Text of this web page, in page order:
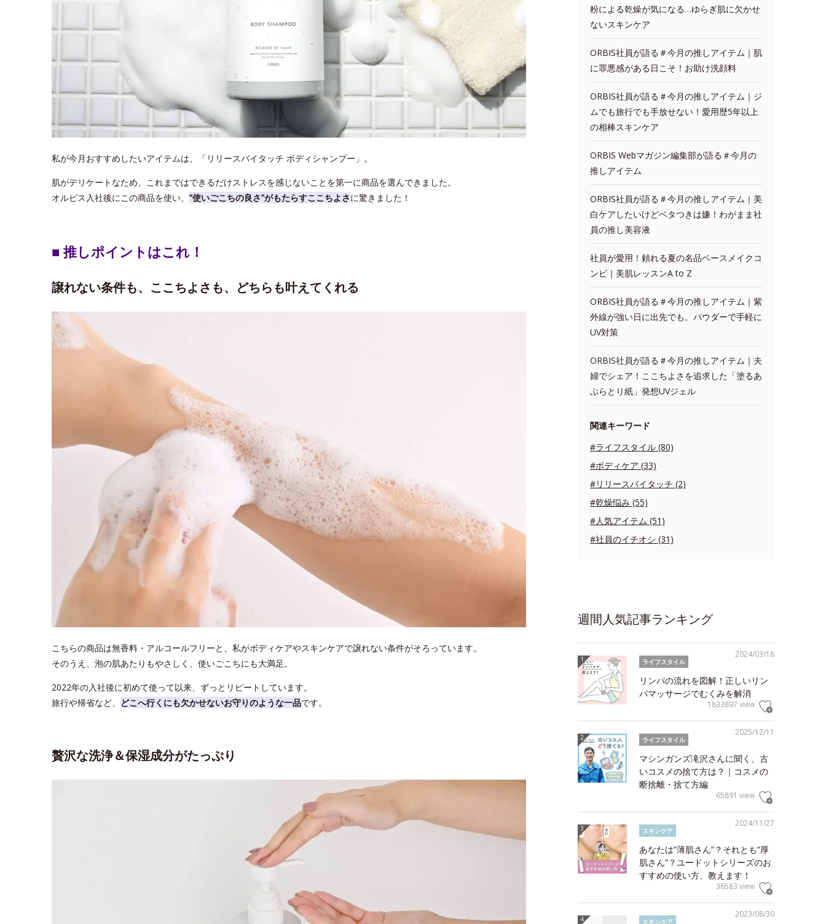
私が今月おすすめしたいアイテムは、「リリースバイタッチ ボディシャンプー」。
肌がデリケートなため、これまではできるだけストレスを感じないことを第一に商品を選んできました。
オルビス入社後にこの商品を使い、 “使いごこちの良さ”がもたらすここちよさに驚きました！
■ 推しポイントはこれ！
譲れない条件も、ここちよさも、どちらも叶えてくれる
こちらの商品は無香料・アルコールフリーと、私がボディケアやスキンケアで譲れない条件がそろっています。
そのうえ、泡の肌あたりもやさしく、使いごこちにも大満足。
2022年の入社後に初めて使って以来、ずっとリピートしています。
旅行や帰省など、
どこへ行くにも欠かせないお守りのような一品です。
贅沢な洗浄＆保湿成分がたっぷり
粉による乾燥が気になる…ゆらぎ肌に欠かせ
ないスキンケア
ORBIS社員が語る＃今月の推しアイテム｜肌
に罪悪感がある日こそ！お助け洗顔料
ORBIS社員が語る＃今月の推しアイテム｜ジ
ムでも旅行でも手放せない！愛用歴5年以上
の相棒スキンケア
ORBIS Webマガジン編集部が語る＃今月の
推しアイテム
ORBIS社員が語る＃今月の推しアイテム｜美
白ケアしたいけどベタつきは嫌！わがまま社
員の推し美容液
社員が愛用！頼れる夏の名品ベースメイクコ
ンビ｜美肌レッスンA to Z
ORBIS社員が語る＃今月の推しアイテム｜紫
外線が強い日に出先でも。パウダーで手軽に
UV対策
ORBIS社員が語る＃今月の推しアイテム｜夫
婦でシェア！ここちよさを追求した「塗るあ
ぶらとり紙」発想UVジェル
関連キーワード
#ライフスタイル (80)
#ボディケア (33)
#リリースバイタッチ (2)
#乾燥悩み (55)
#人気アイテム (51)
#社員のイチオシ (31)
週間人気記事ランキング
2024/03/18
ライフスタイル
リンパの流れを図解！正しいリン
パマッサージでむくみを解消
1833897 view
2025/12/11
ライフスタイル
マシンガンズ滝沢さんに聞く、古
いコスメの捨て方は？｜コスメの
断捨離・捨て方編
65891 view
2024/11/27
スキンケア
あなたは“薄肌さん”？それとも“厚
肌さん”？ユードットシリーズのお
すすめの使い方、教えます！
36583 view
2023/08/30
スキンケア